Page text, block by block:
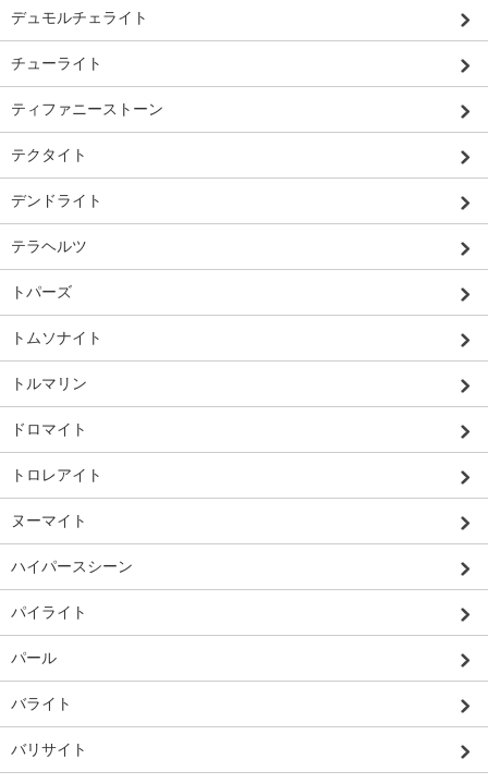
デュモルチェライト
チューライト
ティファニーストーン
テクタイト
デンドライト
テラヘルツ
トパーズ
トムソナイト
トルマリン
ドロマイト
トロレアイト
ヌーマイト
ハイパースシーン
パイライト
パール
バライト
バリサイト